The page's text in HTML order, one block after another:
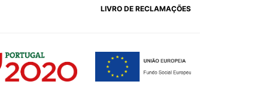
LIVRO DE RECLAMAÇÕES